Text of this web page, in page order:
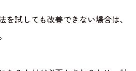
試しても改善できない場合は、